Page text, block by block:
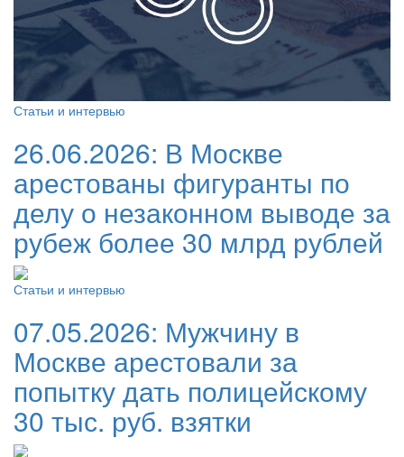
Статьи и интервью
26.06.2026: В Москве
арестованы фигуранты по
делу о незаконном выводе за
рубеж более 30 млрд рублей
Статьи и интервью
07.05.2026: Мужчину в
Москве арестовали за
попытку дать полицейскому
30 тыс. руб. взятки